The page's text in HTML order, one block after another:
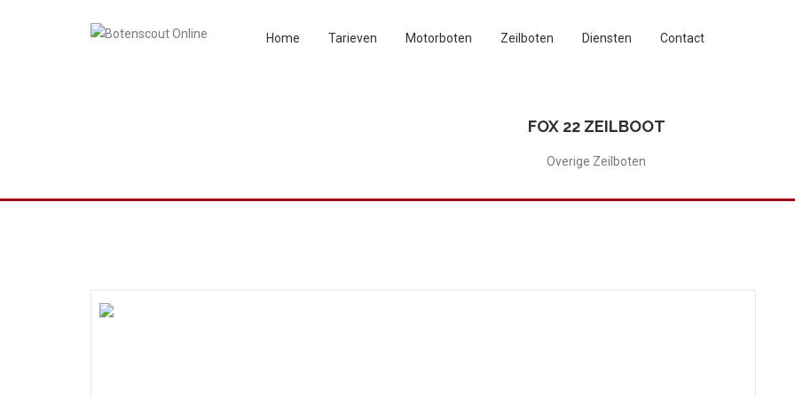
Home Tarieven Motorboten Zeilboten Diensten Contact
FOX 22 ZEILBOOT
Overige Zeilboten